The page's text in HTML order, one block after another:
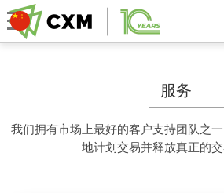
服务
我们拥有市场上最好的客户支持团队之
地计划交易并释放真正的交